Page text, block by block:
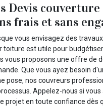
Devis
frais et sans
vous envisagez des
toiture est utile pour
vous proposons une offre de
Que vous ayez besoin
pose, nos couvreurs
Appelez-nous si
projet en toute confiance dès